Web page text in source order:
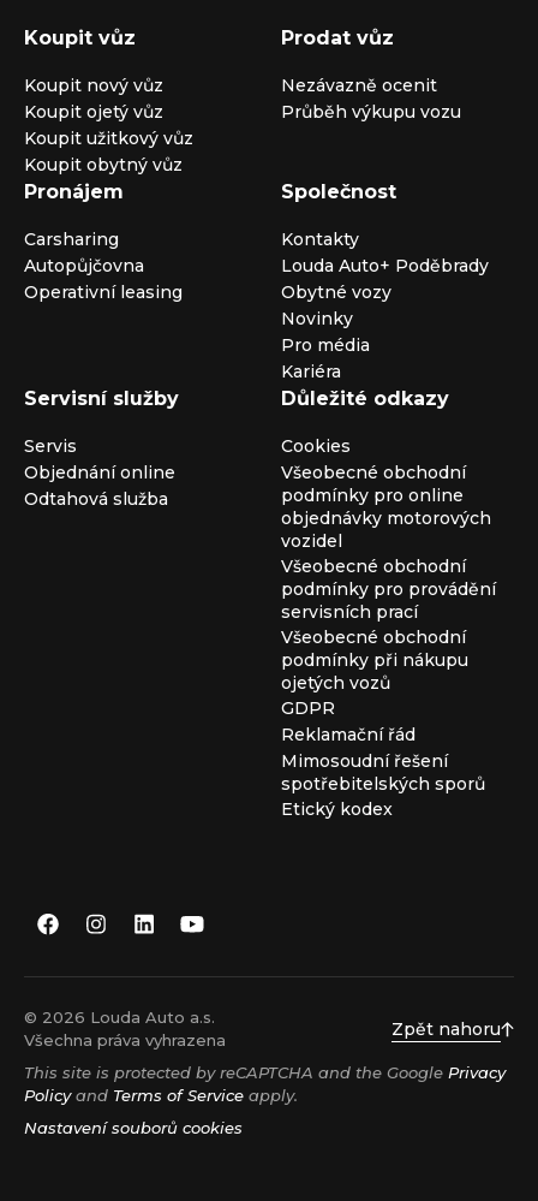
Koupit vůz
Koupit nový vůz
Koupit ojetý vůz
Koupit užitkový vůz
Koupit obytný vůz
Prodat vůz
Nezávazně ocenit
Průběh výkupu vozu
Pronájem
Carsharing
Autopůjčovna
Operativní leasing
Společnost
Kontakty
Louda Auto+ Poděbrady
Obytné vozy
Novinky
Pro média
Kariéra
Servisní služby
Servis
Objednání online
Odtahová služba
Důležité odkazy
Cookies
Všeobecné obchodní
podmínky pro online
objednávky motorových
vozidel
Všeobecné obchodní
podmínky pro provádění
servisních prací
Všeobecné obchodní
podmínky při nákupu
ojetých vozů
GDPR
Reklamační řád
Mimosoudní řešení
spotřebitelských sporů
Etický kodex
© 2026 Louda Auto a.s.
Všechna práva vyhrazena
Zpět nahoru
This site is protected by reCAPTCHA and the Google Privacy
Policyand Terms of Service apply.
Nastavení souborů cookies